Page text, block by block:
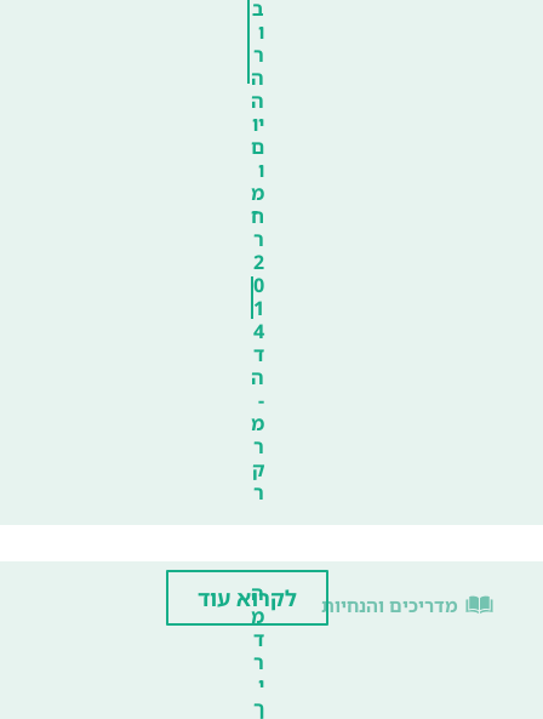
ב
ו
ר
ה
ה
יו
ם
ו
מ
ח
ר
2
0
1
4
ד
ה
-
מ
ר
ק
ר
מדריכים והנחיות
ה
מ
ד
ר
י
ך
לקרוא עוד